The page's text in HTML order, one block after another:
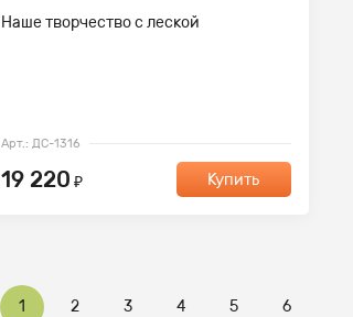
Наше творчество с леской
Арт.: ДС-1316
19 220 ₽ Купить
1 2 3 4 5 6